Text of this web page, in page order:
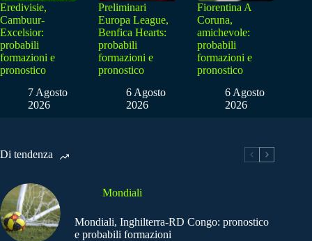
Eredivisie,
Cambuur-
Excelsior:
probabili
formazioni e
pronostico
7 Agosto
2026
Preliminari
Europa League,
Benfica Hearts:
probabili
formazioni e
pronostico
6 Agosto
2026
Fiorentina A
Coruna,
amichevole:
probabili
formazioni e
pronostico
6 Agosto
2026
Di tendenza
Mondiali
Mondiali, Inghilterra-RD Congo: pronostico
e probabili formazioni